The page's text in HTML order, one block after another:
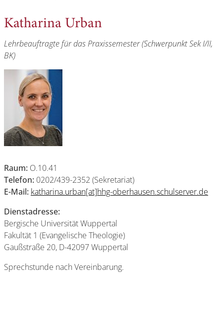
Katharina Urban
Lehrbeauftragte für das Praxissemester (Schwerpunkt Sek I/II,
BK)
Raum: O.10.41
Telefon: 0202/439-2352 (Sekretariat)
E-Mail: katharina.urban[at]hhg-oberhausen.schulserver.de
Dienstadresse:
Bergische Universität Wuppertal
Fakultät 1 (Evangelische Theologie)
Gaußstraße 20, D-42097 Wuppertal
Sprechstunde nach Vereinbarung.